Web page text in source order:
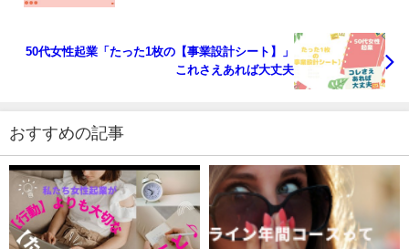
50代女性起業「たった1枚の【事業設計シート】」
これさえあれば大丈夫
おすすめの記事